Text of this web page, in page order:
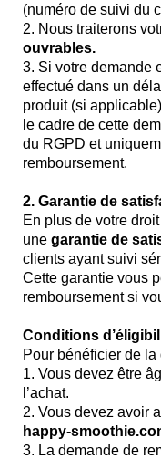
(numéro de suivi du
2. Nous traiterons
ouvrables.
3. Si votre demande
effectué dans un
produit (si
le cadre de cette
du RGPD et
remboursement.
2. Garantie de
En plus de votre
une garantie de
clients ayant suivi
Cette garantie vous
remboursement si
Conditions
Pour bénéficier de
1. Vous devez être
l’achat.
2. Vous devez avoir
happy-
3. La demande de